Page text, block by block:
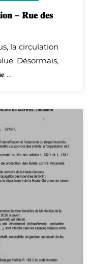
– 𝐑𝐮𝐞 𝐝𝐞𝐬
la circulation
Désormais,
…